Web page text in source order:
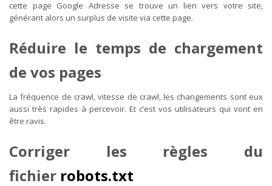
cette page Google Adresse se trouve un lien vers votre site,
générant alors un surplus de visite via cette page.
Réduire le temps de chargement
de vos pages
La fréquence de crawl, vitesse de crawl, les changements sont eux
aussi très rapides à percevoir. Et c’est vos utilisateurs qui vont en
être ravis.
Corriger les règles du
fichier robots.txt